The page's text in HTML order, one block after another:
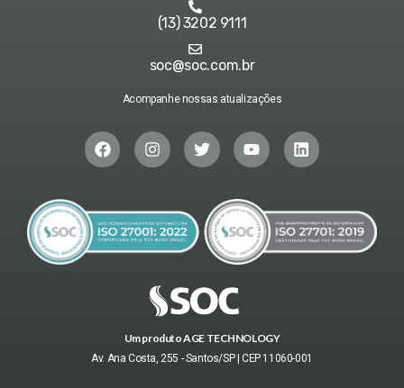
(13) 3202 9111
soc@soc.com.br
Acompanhe nossas atualizações
Um produto AGE TECHNOLOGY
Av. Ana Costa, 255 - Santos/SP | CEP 11060-001